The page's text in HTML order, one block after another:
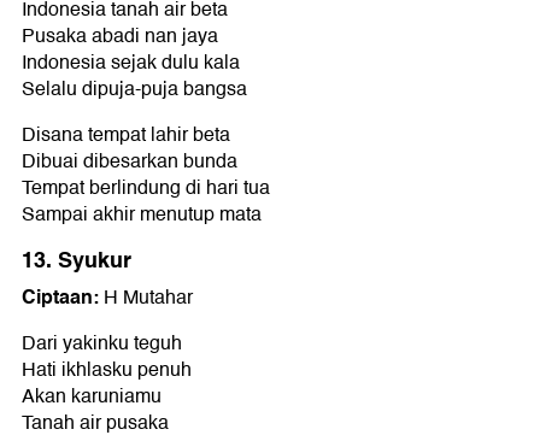
Indonesia tanah air beta
Pusaka abadi nan jaya
Indonesia sejak dulu kala
Selalu dipuja-puja bangsa
Disana tempat lahir beta
Dibuai dibesarkan bunda
Tempat berlindung di hari tua
Sampai akhir menutup mata
13. Syukur
Ciptaan:H Mutahar
Dari yakinku teguh
Hati ikhlasku penuh
Akan karuniamu
Tanah air pusaka